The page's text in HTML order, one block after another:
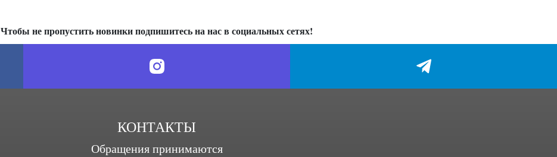
Чтобы не пропустить новинки подпишитесь на нас в социальных сетях!
КОНТАКТЫ
Обращения принимаются